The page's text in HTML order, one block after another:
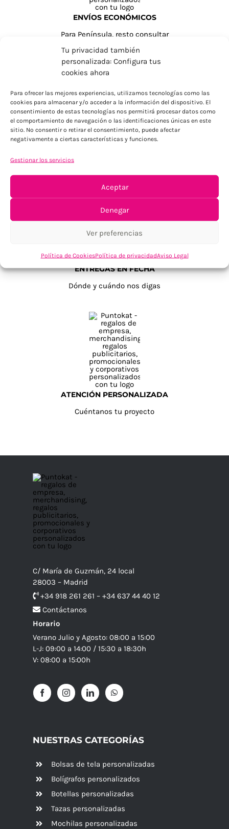
Tu privacidad también
personalizada: Configura tus
cookies ahora
Para ofrecer las mejores experiencias, utilizamos tecnologías como las
cookies para almacenar y/o acceder a la información del dispositivo. El
consentimiento de estas tecnologías nos permitirá procesar datos como
el comportamiento de navegación o las identificaciones únicas en este
sitio. No consentir o retirar el consentimiento, puede afectar
negativamente a ciertas características y funciones.
Gestionar los servicios
Aceptar
Denegar
Ver preferencias
Política de CookiesPolítica de privacidadAviso Legal
ENVÍOS ECONÓMICOS
Para Península, resto consultar
TU SATISFACCIÓN = LA NUESTRA
Tu confianza, nuestro objetivo
ENTREGAS EN FECHA
Dónde y cuándo nos digas
ATENCIÓN PERSONALIZADA
Cuéntanos tu proyecto
C/ María de Guzmán, 24 local
28003 – Madrid
+34 918 261 261 – +34 637 44 40 12
Contáctanos
Horario
Verano Julio y Agosto: 08:00 a 15:00
L-J: 09:00 a 14:00 / 15:30 a 18:30h
V: 08:00 a 15:00h
NUESTRAS CATEGORÍAS
Bolsas de tela personalizadas
Bolígrafos personalizados
Botellas personalizadas
Tazas personalizadas
Mochilas personalizadas